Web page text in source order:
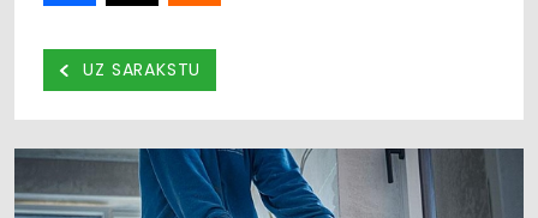
UZ SARAKSTU